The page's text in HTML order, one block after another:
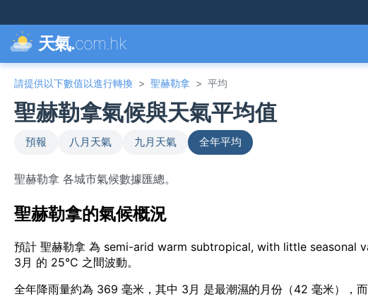
天氣.com.hk
請提供以下數值以進行轉換 > 聖赫勒拿 > 平均
聖赫勒拿氣候與天氣平均值
預報 八月天氣 九月天氣 全年平均
聖赫勒拿 各城市氣候數據匯總。
聖赫勒拿的氣候概況
預計 聖赫勒拿 為 semi-arid warm subtropical, with little seasonal
3月 的 25°C 之間波動。
全年降雨量約為 369 毫米，其中 3月 是最潮濕的月份（42 毫米），